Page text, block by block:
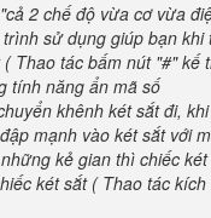
2 chế độ vừa cơ vừa
sử dụng giúp bạn
Thao tác bấm nút "#"
tính năng ẩn mã số
khênh két sắt đi,
mạnh vào két sắt với
kẻ gian thì chiếc
két sắt ( Thao tác